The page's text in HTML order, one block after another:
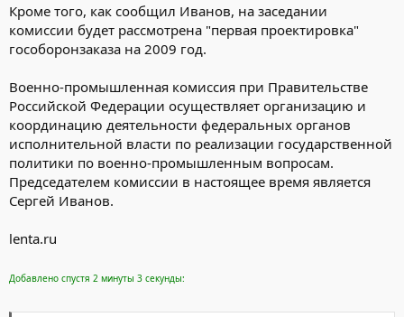
Кроме того, как сообщил Иванов, на заседании
комиссии будет рассмотрена "первая проектировка"
гособоронзаказа на 2009 год.
Военно-промышленная комиссия при Правительстве
Российской Федерации осуществляет организацию и
координацию деятельности федеральных органов
исполнительной власти по реализации государственной
политики по военно-промышленным вопросам.
Председателем комиссии в настоящее время является
Сергей Иванов.
lenta.ru
Добавлено спустя 2 минуты 3 секунды: